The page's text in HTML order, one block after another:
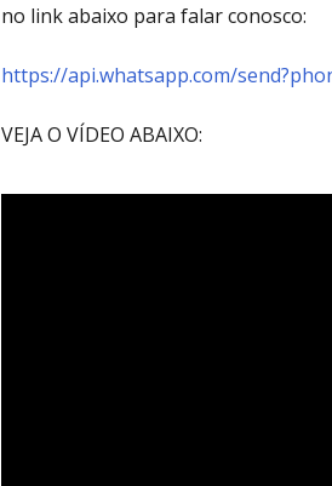
no link abaixo para falar conosco:
https://api.whatsapp.com/
VEJA O VÍDEO ABAIXO: